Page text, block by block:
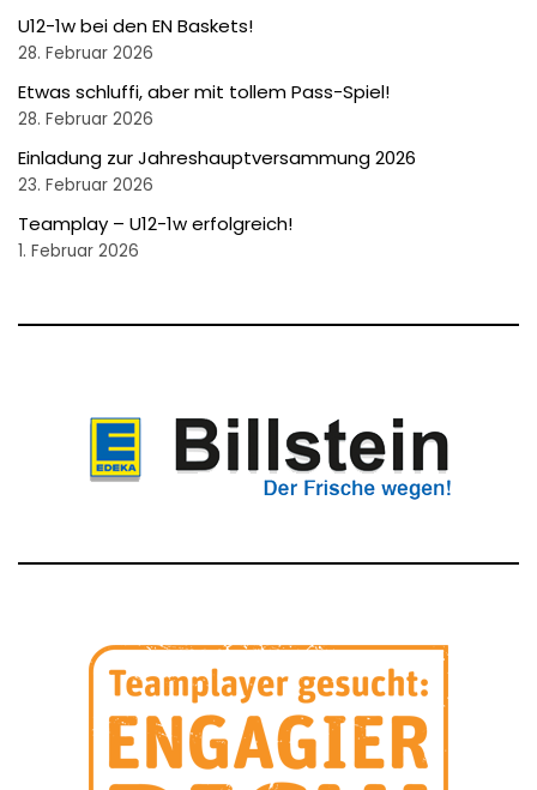
U12-1w bei den EN Baskets!
28. Februar 2026
Etwas schluffi, aber mit tollem Pass-Spiel!
28. Februar 2026
Einladung zur Jahreshauptversammung 2026
23. Februar 2026
Teamplay – U12-1w erfolgreich!
1. Februar 2026